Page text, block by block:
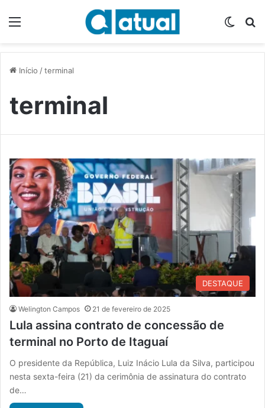
Início /terminal
terminal
DESTAQUE
Welington Campos 21 de fevereiro de 2025
Lula assina contrato de concessão de
terminal no Porto de Itaguaí
O presidente da República, Luiz Inácio Lula da Silva, participou
nesta sexta-feira (21) da cerimônia de assinatura do contrato
de…